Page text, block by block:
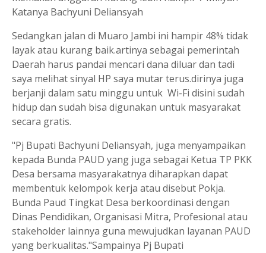
Katanya Bachyuni Deliansyah
Sedangkan jalan di Muaro Jambi ini hampir 48% tidak
layak atau kurang baik.artinya sebagai pemerintah
Daerah harus pandai mencari dana diluar dan tadi
saya melihat sinyal HP saya mutar terus.dirinya juga
berjanji dalam satu minggu untuk Wi-Fi disini sudah
hidup dan sudah bisa digunakan untuk masyarakat
secara gratis.
"Pj Bupati Bachyuni Deliansyah, juga menyampaikan
kepada Bunda PAUD yang juga sebagai Ketua TP PKK
Desa bersama masyarakatnya diharapkan dapat
membentuk kelompok kerja atau disebut Pokja.
Bunda Paud Tingkat Desa berkoordinasi dengan
Dinas Pendidikan, Organisasi Mitra, Profesional atau
stakeholder lainnya guna mewujudkan layanan PAUD
yang berkualitas."Sampainya Pj Bupati